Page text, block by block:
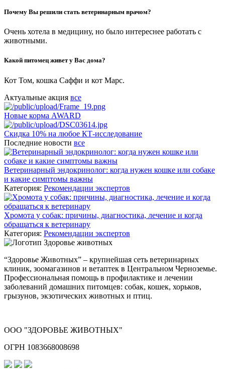
Почему Вы решили стать ветеринарным врачом?
Очень хотела в медицину, но было интереснее работать с
животными.
Какой питомец живет у Вас дома?
Кот Том, кошка Саффи и кот Марс.
Актуальные акция все
Новые корма AWARD
Скидка 10% на любое КТ-исследование
Последние новости все
Ветеринарный эндокринолог: когда нужен кошке или собаке
и какие симптомы важны
Категория: Рекомендации экспертов
Хромота у собак: причины, диагностика, лечение и когда
обращаться к ветеринару
Категория: Рекомендации экспертов
“Здоровье Животных” – крупнейшая сеть ветеринарных
клиник, зоомагазинов и ветаптек в Центральном Черноземье.
Профессиональная помощь в профилактике и лечении
заболеваний домашних питомцев: собак, кошек, хорьков,
грызунов, экзотических животных и птиц.
ООО "ЗДОРОВЬЕ ЖИВОТНЫХ"
ОГРН 1083668008698